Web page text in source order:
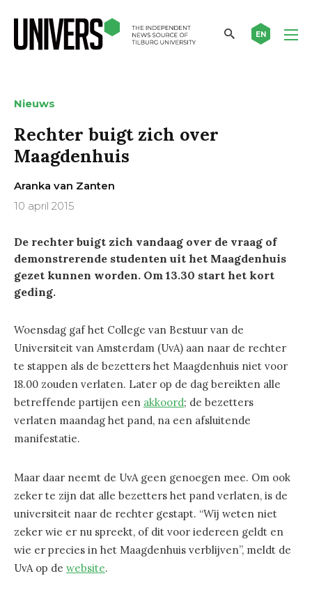
EN
Nieuws
Rechter buigt zich over
Maagdenhuis
Aranka van Zanten
10 april 2015
De rechter buigt zich vandaag over de vraag of
demonstrerende studenten uit het Maagdenhuis
gezet kunnen worden. Om 13.30 start het kort
geding.
Woensdag gaf het College van Bestuur van de
Universiteit van Amsterdam (UvA) aan naar de rechter
te stappen als de bezetters het Maagdenhuis niet voor
18.00 zouden verlaten. Later op de dag bereikten alle
betreffende partijen een akkoord; de bezetters
verlaten maandag het pand, na een afsluitende
manifestatie.
Maar daar neemt de UvA geen genoegen mee. Om ook
zeker te zijn dat alle bezetters het pand verlaten, is de
universiteit naar de rechter gestapt. “Wij weten niet
zeker wie er nu spreekt, of dit voor iedereen geldt en
wie er precies in het Maagdenhuis verblijven”, meldt de
UvA op de website.